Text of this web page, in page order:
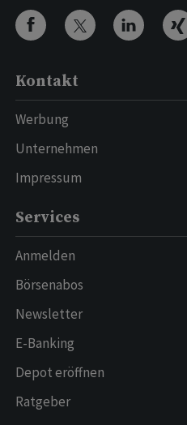
Kontakt
Werbung
Unternehmen
Impressum
Services
Anmelden
Börsenabos
Newsletter
E-Banking
Depot eröffnen
Ratgeber